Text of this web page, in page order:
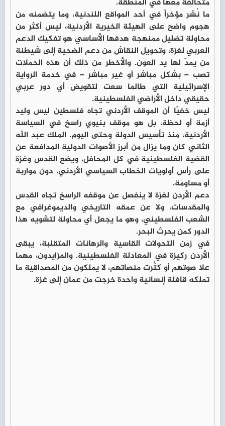
متحالفة معها في المنطقة.
ما نُشر مؤخراً في أحد المواقع اللندنية، وما يتضمنه من
هجوم واضح على الهيئة الخيرية الأردنية، ليس أكثر من
محاولة تضليل ممنهجة هدفها الأساسي هو تفكيك الدعم
العربي لغزة، وتحويل النقاش من دعم الضحية إلى شيطنة
من يمدّ لها يد العون. والأخطر من ذلك أن هذه الحملات
تصب – بشكل مباشر أو غير مباشر – في خدمة الرواية
الإسرائيلية التي طالما سعت لتقويض أي دور عربي
حقيقي داخل الأراضي الفلسطينية.
ليس خفيًا أن الموقف الأردني تجاه فلسطين ليس وليد
أزمة أو لحظة، بل هو موقف بنيوي راسخ في السياسة
الأردنية، منذ تأسيس الدولة وحتى اليوم. الملك عبد الله
الثاني كان وما يزال من أبرز الأصوات الدولية المدافعة عن
القضية الفلسطينية في كل المحافل، ويضع القدس وغزة
على رأس أولويات الخطاب السياسي الأردني، دون مواربة
أو مساومة.
دعم الأردن لغزة لا ينفصل عن موقفه الراسخ تجاه القدس
والمقدسات، ولا عن عمقه التاريخي والديموغرافي مع
الشعب الفلسطيني، وهو ما يجعل أي محاولة لتشويه هذا
الدور كمن يحرث البحر.
في زمن التحولات القاسية والرهانات المتقلبة، يبقى
الأردن ركيزة في المعادلة الفلسطينية. والمزايدون، مهما
علا صوتهم أو كثُرت منصاتهم، لا يملكون من المصداقية ما
تملكه قافلة إنسانية واحدة خرجت من عمان إلى غزة.